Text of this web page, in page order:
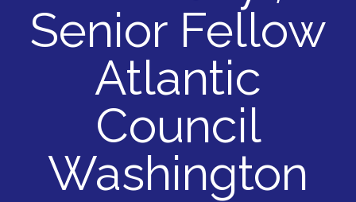
Senior Fellow
Atlantic
Council
Washington